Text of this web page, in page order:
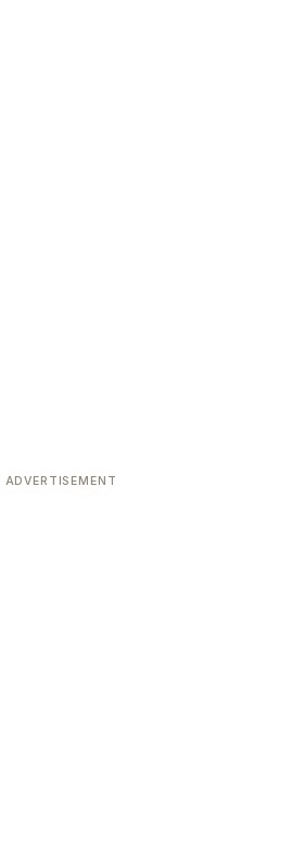
ADVERTISEMENT